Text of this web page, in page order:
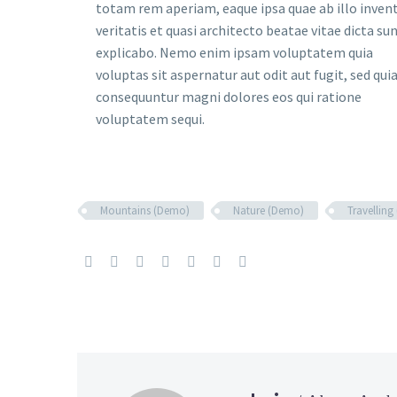
totam rem aperiam, eaque ipsa quae ab illo
veritatis et quasi architecto beatae vitae dicta
explicabo. Nemo enim ipsam voluptatem quia
voluptas sit aspernatur aut odit aut fugit, sed quia
consequuntur magni dolores eos qui ratione
voluptatem sequi.
Mountains (Demo) Nature (Demo) Travelling